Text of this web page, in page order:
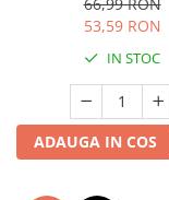
Confort
53,59 RON
IN STOC
ADAUGA IN COS